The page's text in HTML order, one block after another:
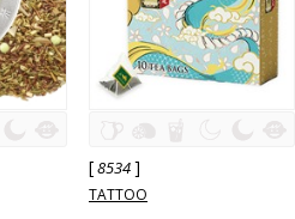
[8534]
TATTOO